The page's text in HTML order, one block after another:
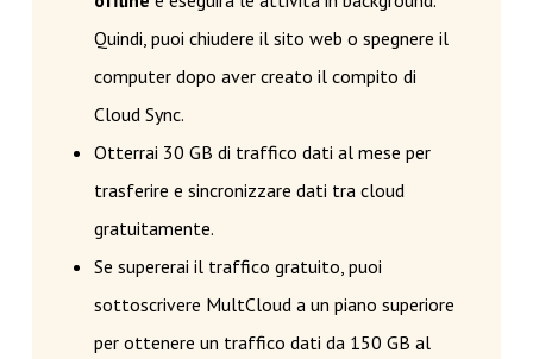
Quindi, puoi chiudere il sito web o spegnere il
computer dopo aver creato il compito di
Cloud Sync.
Otterrai 30 GB di traffico dati al mese per
trasferire e sincronizzare dati tra cloud
gratuitamente.
Se supererai il traffico gratuito, puoi
sottoscrivere MultCloud a un piano superiore
per ottenere un traffico dati da 150 GB al